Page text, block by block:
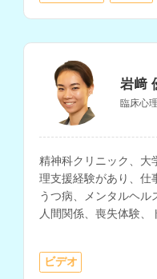
岩﨑
臨床心
精神科クリニック、大
理支援経験があり、仕
うつ病、メンタルヘル
人間関係、喪失体験、
ア、自己肯定感、異
相談などを得意とさ
ビデオ